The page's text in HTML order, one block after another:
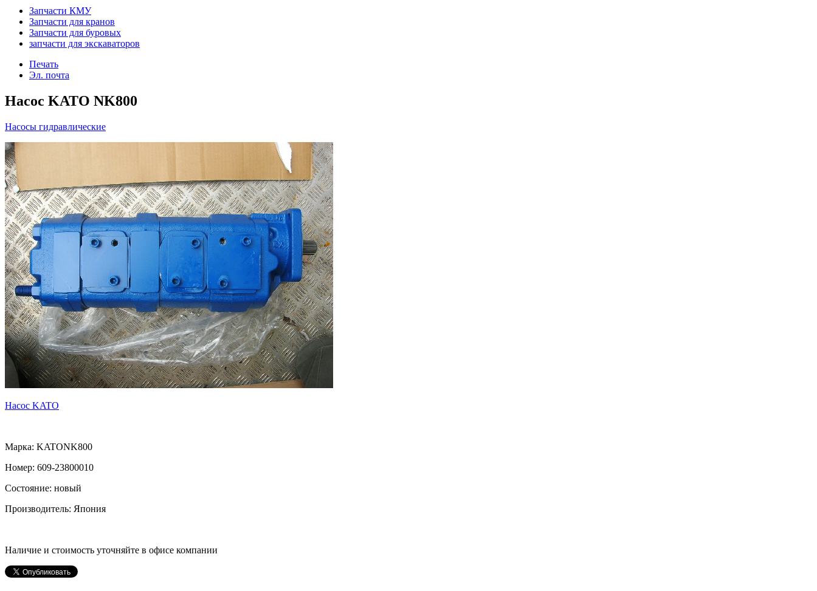
Запчасти КМУ
Запчасти для кранов
Запчасти для буровых
запчасти для экскаваторов
Печать
Эл. почта
Насос KATO NK800
Насосы гидравлические
Насос KATO
Марка: KATONK800
Номер: 609-23800010
Состояние: новый
Производитель: Япония
Наличие и стоимость уточняйте в офисе компании